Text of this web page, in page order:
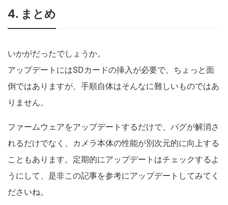
4. まとめ
いかがだったでしょうか。
アップデートにはSDカードの挿入が必要で、ちょっと面
倒ではありますが、手順自体はそんなに難しいものではあ
りません。
ファームウェアをアップデートするだけで、バグが解消さ
れるだけでなく、カメラ本体の性能が別次元的に向上する
こともあります。定期的にアップデートはチェックするよ
うにして、是非この記事を参考にアップデートしてみてく
ださいね。